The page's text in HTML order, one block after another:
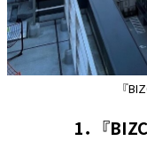
『
1．『